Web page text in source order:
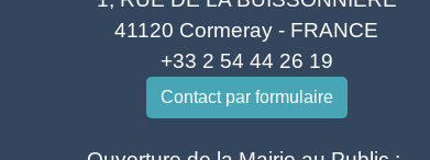
41120 Cormeray - FRANCE
+33 2 54 44 26 19
Contact par formulaire